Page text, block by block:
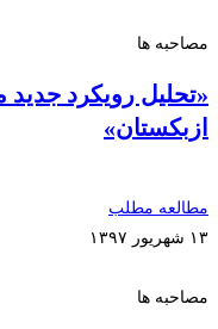
مصاحبه ها
«تحلیل رویکرد
ازبکستان»
مطالعه مطلب
۱۳ شهریور ۱۳۹۷
مصاحبه ها